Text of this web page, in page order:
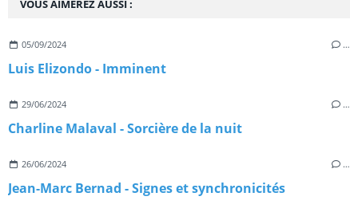
VOUS AIMEREZ AUSSI :
05/09/2024 …
Luis Elizondo - Imminent
29/06/2024 …
Charline Malaval - Sorcière de la nuit
26/06/2024 …
Jean-Marc Bernad - Signes et synchronicités